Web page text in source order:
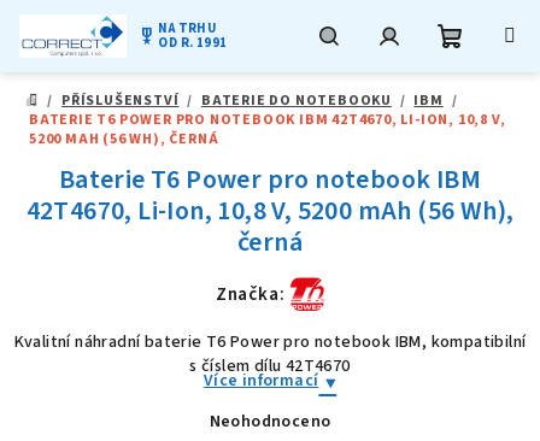
obsah
military_tech NA TRHU
OD R. 1991
DOMŮ
/ PŘÍSLUŠENSTVÍ / BATERIE DO NOTEBOOKU / IBM /
BATERIE T6 POWER PRO NOTEBOOK IBM 42T4670, LI-ION, 10,8 V,
5200 MAH (56 WH), ČERNÁ
Baterie T6 Power pro notebook IBM
42T4670, Li-Ion, 10,8 V, 5200 mAh (56 Wh),
černá
Značka:
Kvalitní náhradní baterie T6 Power pro notebook IBM, kompatibilní
s číslem dílu 42T4670
Více informací
Průměrné
Neohodnoceno